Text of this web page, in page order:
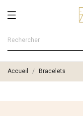
Accueil Bracelets